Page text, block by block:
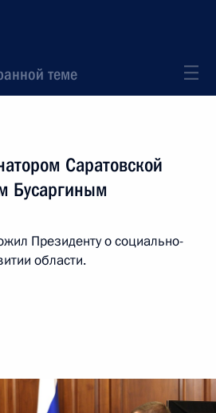
теме
Саратовской
Бусаргиным
Президенту о социально-
области.